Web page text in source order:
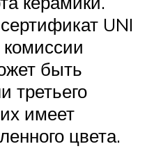
UNI
быть
третьего
имеет
цвета.